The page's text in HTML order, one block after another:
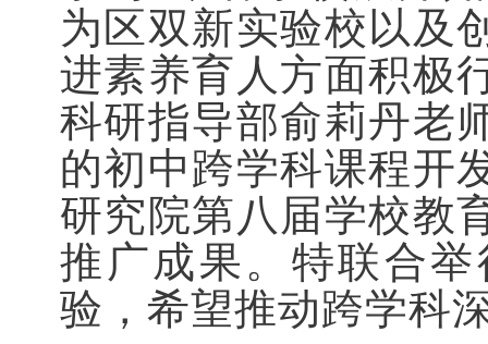
为区双新实验校以及
进素养育人方面积极
科研指导部俞莉丹老
的初中跨学科课程开
研究院第八届学校教
推广成果。特联合
验，希望推动跨学科